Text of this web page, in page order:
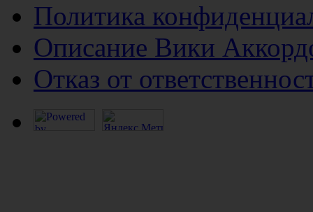
Политика
Описание Вики
Отказ от